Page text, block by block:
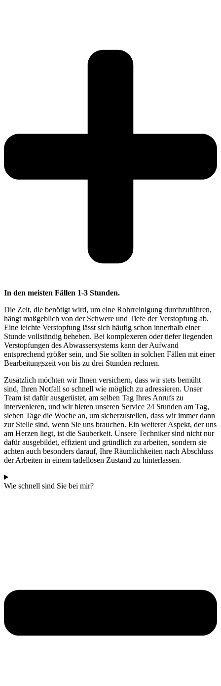
In den meisten Fällen 1-3 Stunden.
Die Zeit, die benötigt wird, um eine Rohrreinigung durchzuführen,
hängt maßgeblich von der Schwere und Tiefe der Verstopfung ab.
Eine leichte Verstopfung lässt sich häufig schon innerhalb einer
Stunde vollständig beheben. Bei komplexeren oder tiefer liegenden
Verstopfungen des Abwassersystems kann der Aufwand
entsprechend größer sein, und Sie sollten in solchen Fällen mit einer
Bearbeitungszeit von bis zu drei Stunden rechnen.
Zusätzlich möchten wir Ihnen versichern, dass wir stets bemüht
sind, Ihren Notfall so schnell wie möglich zu adressieren. Unser
Team ist dafür ausgerüstet, am selben Tag Ihres Anrufs zu
intervenieren, und wir bieten unseren Service 24 Stunden am Tag,
sieben Tage die Woche an, um sicherzustellen, dass wir immer dann
zur Stelle sind, wenn Sie uns brauchen. Ein weiterer Aspekt, der uns
am Herzen liegt, ist die Sauberkeit. Unsere Techniker sind nicht nur
dafür ausgebildet, effizient und gründlich zu arbeiten, sondern sie
achten auch besonders darauf, Ihre Räumlichkeiten nach Abschluss
der Arbeiten in einem tadellosen Zustand zu hinterlassen.
Wie schnell sind Sie bei mir?